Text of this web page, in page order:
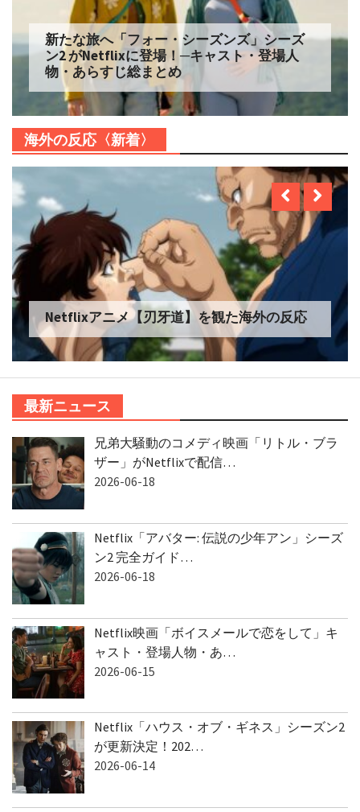
新たな旅へ「フォー・シーズンズ」シーズ
ン2 がNetflixに登場！─キャスト・登場人
物・あらすじ総まとめ
海外の反応〈新着〉
Netflixアニメ【刃牙道】を観た海外の反応
最新ニュース
兄弟大騒動のコメディ映画「リトル・ブラ
ザー」がNetflixで配信…
2026-06-18
Netflix「アバター: 伝説の少年アン」シーズ
ン2 完全ガイド…
2026-06-18
Netflix映画「ボイスメールで恋をして」キ
ャスト・登場人物・あ…
2026-06-15
Netflix「ハウス・オブ・ギネス」シーズン2
が更新決定！202…
2026-06-14